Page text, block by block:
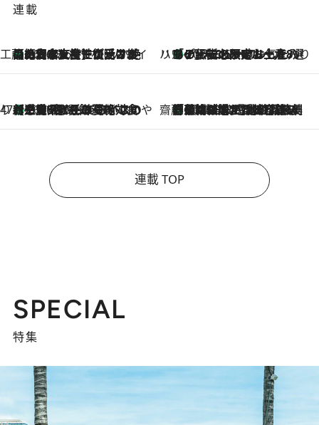
連載
工藤まやのおもてなしハワイ
2026.8.6
【ハワイ土産】ローカルの絶大な支持で復活！ 絶品の幻クッキー《元ファンの日本人女性が受け継いだ名店》 ハワイ賢者 リサのお気に入りリスト2026.8.6
あの伝説の限定トートも！ リニューアルした「ディーン＆デルーカ ハワイ」で必須のお土産8選
47都道府県の手みやげ ひんやりスイーツで夏を満喫
2026.8.6
【三重県】この夏絶対食べたい 冷やしておいしいおやつ3選 お餅×アイスの新感覚スイーツ 齋藤 薫 美容脳ルネサンス
2026.8.6
「荷物が増えるほど旅ストレスは増す」美容ジャーナリストがたどり着いた最終結論。“化粧品を劇的に減らす”感動の凝縮美容とは
連載 TOP
SPECIAL
特集